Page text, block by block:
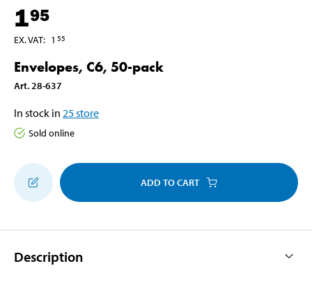
195
EX. VAT: 1 55
Envelopes, C6, 50-pack
Art. 28-637
In stock in 25store
Sold online
ADD TO CART
Description